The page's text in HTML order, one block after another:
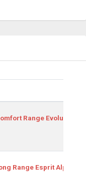
Range Evolution
Range Esprit Alpine